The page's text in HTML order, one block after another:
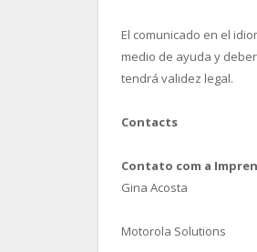
El comunicado en el
medio de ayuda y
tendrá validez legal.
Contacts
Contato com a
Gina Acosta
Motorola Solutions